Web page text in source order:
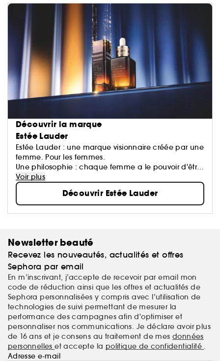
Découvrir la marque
Estée Lauder
Estée Lauder : une marque visionnaire créée par une
femme. Pour les femmes.
Une philosophie : chaque femme a le pouvoir d'être
belle.
Une exigence : offrir le meilleur de la Recherche, de
l'Innovation et du Service.
Une signature : des technologies soin d'avant-garde,
un maquillage pro, des parfums incarnés.
Voir plus
Découvrir Estée Lauder
Newsletter beauté
Recevez les nouveautés, actualités et offres
Sephora par email
En m’inscrivant, j’accepte de recevoir par email mon
code de réduction ainsi que les offres et actualités de
Sephora personnalisées y compris avec l’utilisation de
technologies de suivi permettant de mesurer la
performance des campagnes afin d'optimiser et
personnaliser nos communications. Je déclare avoir plus
de 16 ans et je consens au traitement de mes données
personnelleset accepte la politique de confidentialité .
Adresse e-mail